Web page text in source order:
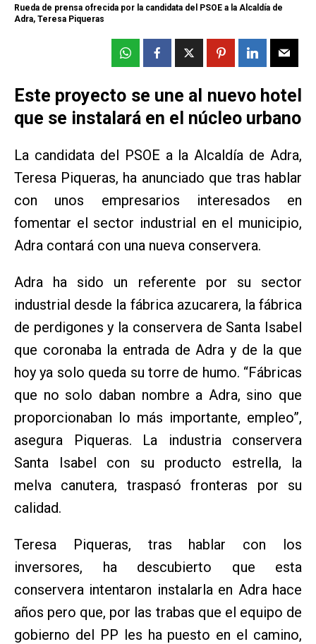
Rueda de prensa ofrecida por la candidata del PSOE a la Alcaldía de
Adra, Teresa Piqueras
Este proyecto se une al nuevo hotel
que se instalará en el núcleo urbano
La candidata del PSOE a la Alcaldía de Adra,
Teresa Piqueras, ha anunciado que tras hablar
con unos empresarios interesados en
fomentar el sector industrial en el municipio,
Adra contará con una nueva conservera.
Adra ha sido un referente por su sector
industrial desde la fábrica azucarera, la fábrica
de perdigones y la conservera de Santa Isabel
que coronaba la entrada de Adra y de la que
hoy ya solo queda su torre de humo. “Fábricas
que no solo daban nombre a Adra, sino que
proporcionaban lo más importante, empleo”,
asegura Piqueras. La industria conservera
Santa Isabel con su producto estrella, la
melva canutera, traspasó fronteras por su
calidad.
Teresa Piqueras, tras hablar con los
inversores, ha descubierto que esta
conservera intentaron instalarla en Adra hace
años pero que, por las trabas que el equipo de
gobierno del PP les ha puesto en el camino,